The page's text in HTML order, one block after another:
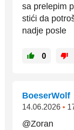
sa prelepim
stići da
nadje posle
0
BoeserWolf
14.06.2026 •
@Zoran